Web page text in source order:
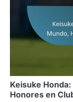
Keisuke
Honores en